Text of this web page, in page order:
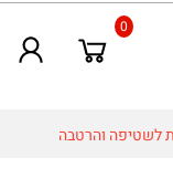
0
לשטיפה והרטבה